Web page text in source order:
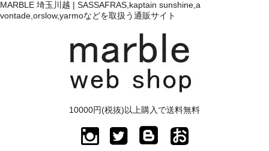
MARBLE 埼玉川越 | SASSAFRAS,kaptain sunshine,a
vontade,orslow,yarmoなどを取扱う通販サイト
10000円(税抜)以上購入で送料無料